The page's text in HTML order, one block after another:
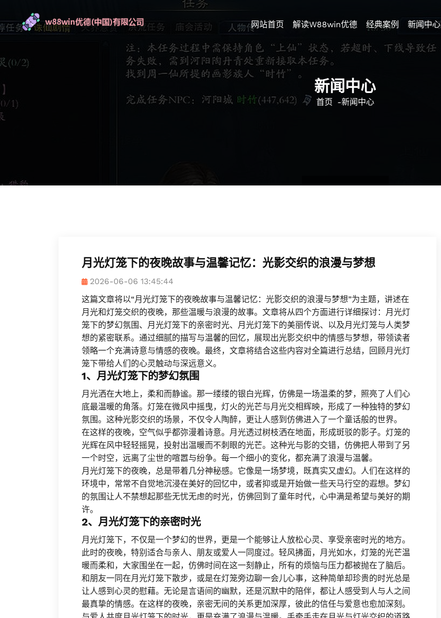
网站首页 解读w88win优德 经典案例 新闻中心
新闻中心
首页 -新闻中心
月光灯笼下的夜晚故事与温馨记忆：光影交织的浪漫与梦想
2026-06-06 13:45:44
这篇文章将以“月光灯笼下的夜晚故事与温馨记忆：光影交织的浪漫与梦想”为主题，讲述在
月光和灯笼交织的夜晚，那些温暖与浪漫的故事。文章将从四个方面进行详细探讨：月光灯
笼下的梦幻氛围、月光灯笼下的亲密时光、月光灯笼下的美丽传说、以及月光灯笼与人类梦
想的紧密联系。通过细腻的描写与温馨的回忆，展现出光影交织中的情感与梦想，带领读者
领略一个充满诗意与情感的夜晚。最终，文章将结合这些内容对全篇进行总结，回顾月光灯
笼下带给人们的心灵触动与深远意义。
1、月光灯笼下的梦幻氛围
月光洒在大地上，柔和而静谧。那一缕缕的银白光辉，仿佛是一场温柔的梦，照亮了人们心
底最温暖的角落。灯笼在微风中摇曳，灯火的光芒与月光交相辉映，形成了一种独特的梦幻
氛围。这种光影交织的场景，不仅令人陶醉，更让人感到仿佛进入了一个童话般的世界。
在这样的夜晚，空气似乎都弥漫着诗意。月光透过树枝洒在地面，形成斑驳的影子。灯笼的
光辉在风中轻轻摇晃，投射出温暖而不刺眼的光芒。这种光与影的交错，仿佛把人带到了另
一个时空，远离了尘世的喧嚣与纷争。每一个细小的变化，都充满了浪漫与温馨。
月光灯笼下的夜晚，总是带着几分神秘感。它像是一场梦境，既真实又虚幻。人们在这样的
环境中，常常不自觉地沉浸在美好的回忆中，或者抑或是开始做一些天马行空的遐想。梦幻
的氛围让人不禁想起那些无忧无虑的时光，仿佛回到了童年时代，心中满是希望与美好的期
许。
2、月光灯笼下的亲密时光
月光灯笼下，不仅是一个梦幻的世界，更是一个能够让人放松心灵、享受亲密时光的地方。
此时的夜晚，特别适合与亲人、朋友或爱人一同度过。轻风拂面，月光如水，灯笼的光芒温
暖而柔和，大家围坐在一起，仿佛时间在这一刻静止，所有的烦恼与压力都被抛在了脑后。
和朋友一同在月光灯笼下散步，或是在灯笼旁边聊一会儿心事，这种简单却珍贵的时光总是
让人感到心灵的慰藉。无论是言语间的幽默，还是沉默中的陪伴，都让人感受到人与人之间
最真挚的情感。在这样的夜晚，亲密无间的关系更加深厚，彼此的信任与爱意也愈加深刻。